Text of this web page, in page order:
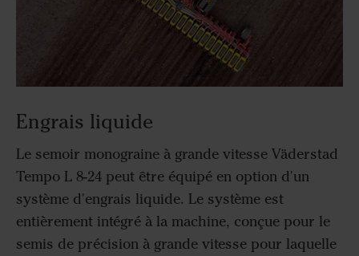
Engrais liquide
Le semoir monograine à grande vitesse Väderstad
Tempo L 8-24 peut être équipé en option d'un
système d'engrais liquide. Le système est
entièrement intégré à la machine, conçue pour le
semis de précision à grande vitesse pour laquelle